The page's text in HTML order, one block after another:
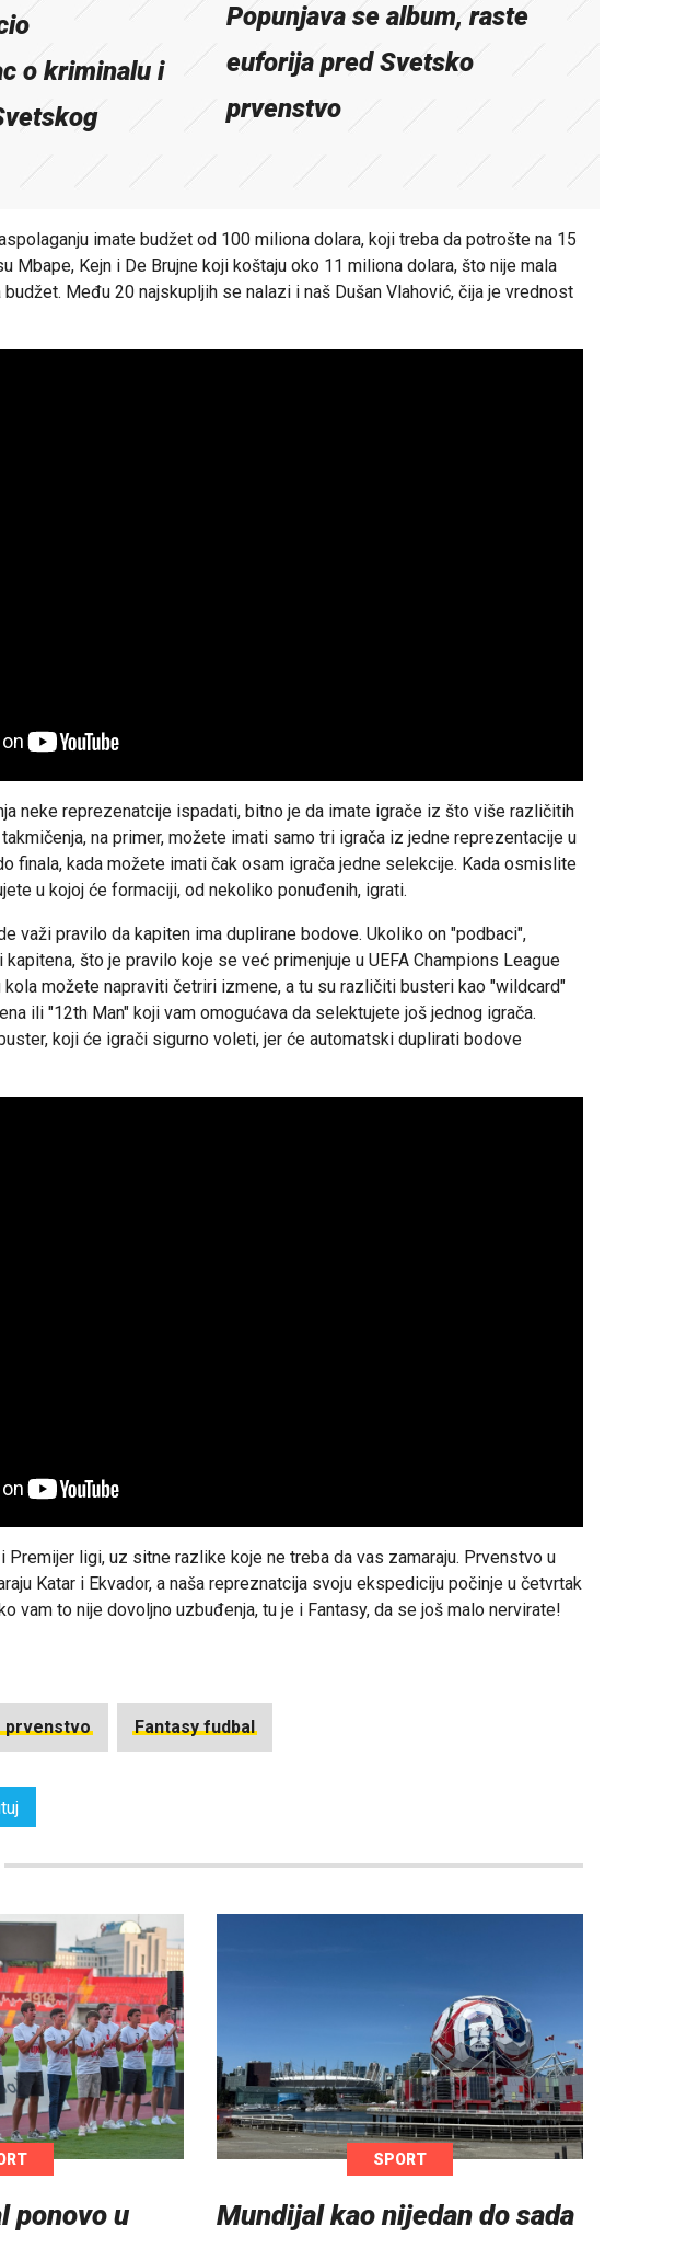
o kriminalu i
Popunjava se album, raste
euforija pred Svetsko
prvenstvo
imate budžet od 100 miliona dolara, koji treba da potrošte na 15
Mbape, Kejn i De Brujne koji koštaju oko 11 miliona dolara, što nije mala
Među 20 najskupljih se nalazi i naš Dušan Vlahović, čija je vrednost
neke reprezenatcije ispadati, bitno je da imate igrače iz što više različitih
na primer, možete imati samo tri igrača iz jedne reprezentacije u
finala, kada možete imati čak osam igrača jedne selekcije. Kada osmislite
u kojoj će formaciji, od nekoliko ponuđenih, igrati.
važi pravilo da kapiten ima duplirane bodove. Ukoliko on "podbaci",
što je pravilo koje se već primenjuje u UEFA Champions League
kola možete napraviti četriri izmene, a tu su različiti busteri kao "wildcard"
ili "12th Man" koji vam omogućava da selektujete još jednog igrača.
koji će igrači sigurno voleti, jer će automatski duplirati bodove
Premijer ligi, uz sitne razlike koje ne treba da vas zamaraju. Prvenstvo u
Katar i Ekvador, a naša repreznatcija svoju ekspediciju počinje u četvrtak
vam to nije dovoljno uzbuđenja, tu je i Fantasy, da se još malo nervirate!
prvenstvo Fantasy fudbal
ponovo u
SPORT
Mundijal kao nijedan do sada